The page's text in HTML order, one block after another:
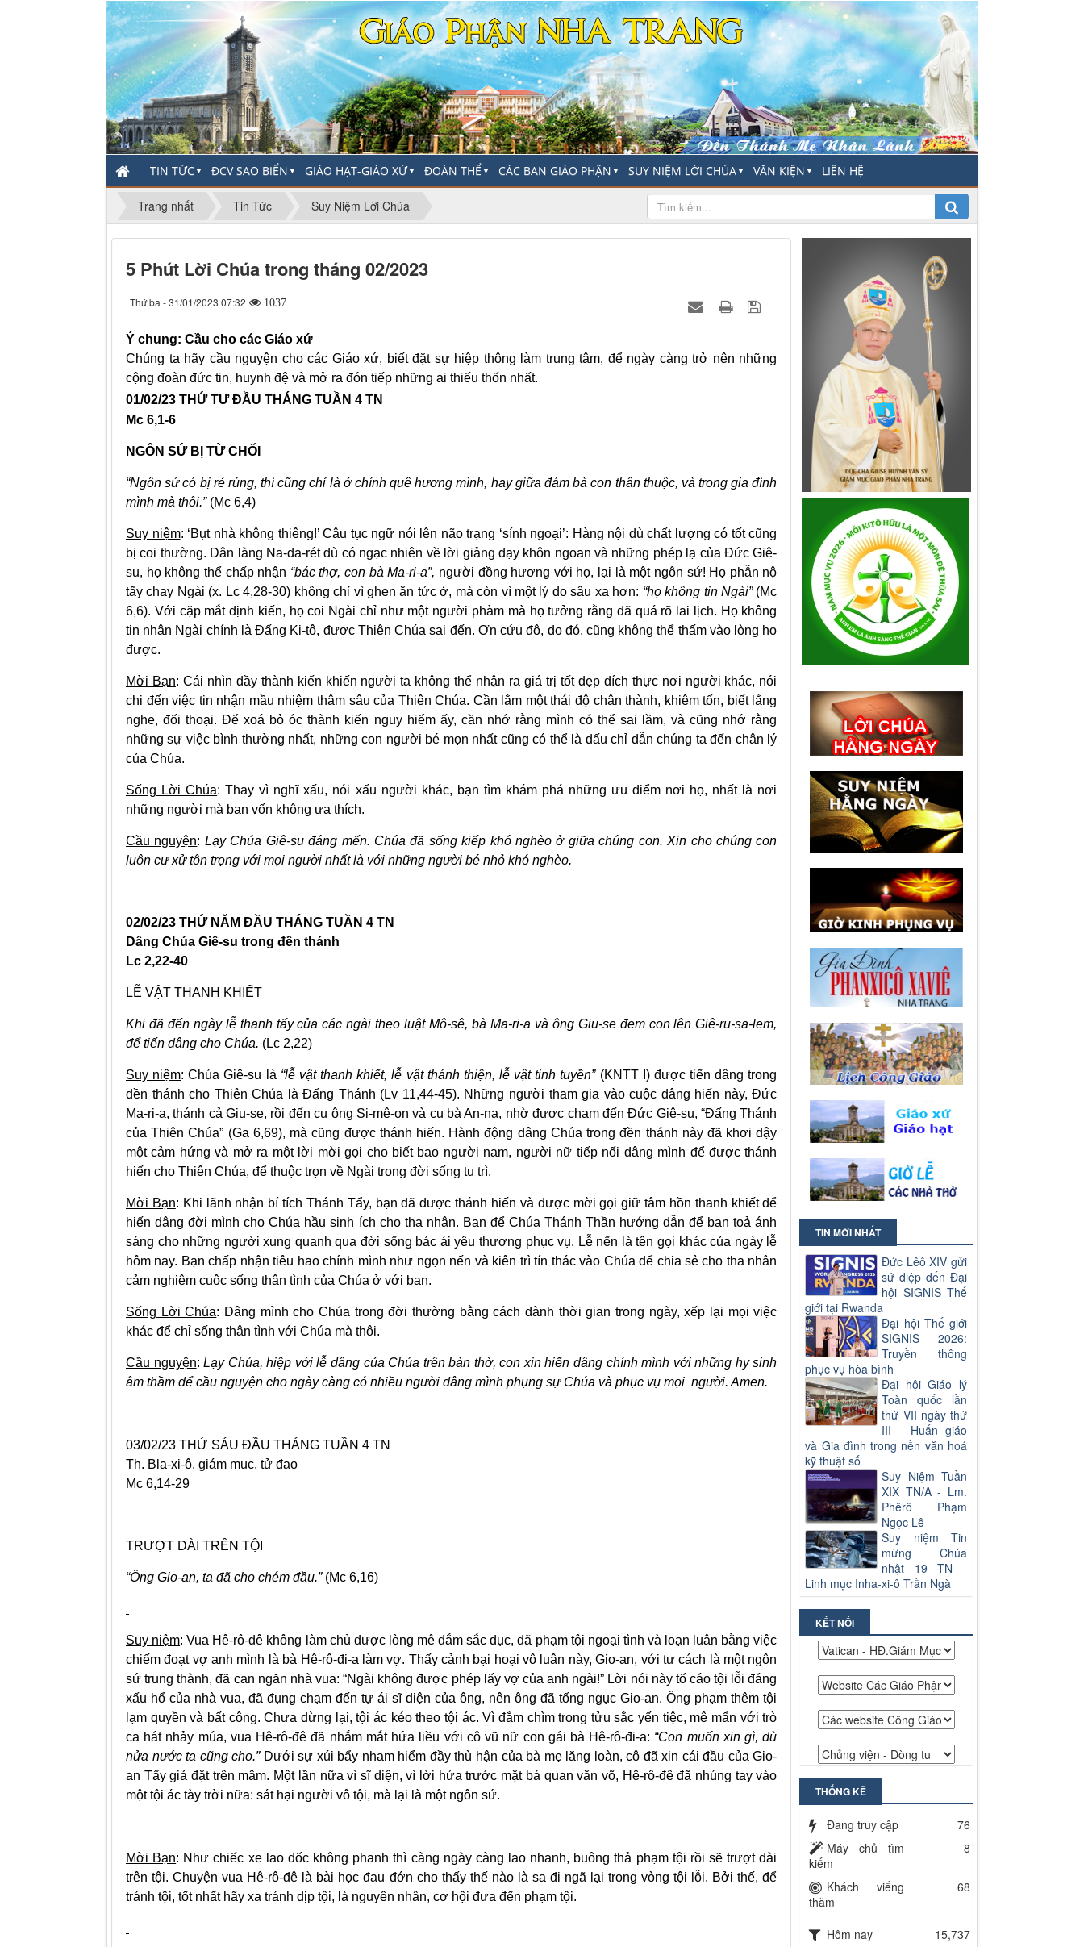
TIN TỨC ▼ ĐCV SAO BIỂN ▼ GIÁO HẠT-GIÁO XỨ▼ ĐOÀN THỂ ▼ CÁC BAN GIÁO PHẬN ▼ SUY NIỆM LỜI CHÚA ▼ VĂN KIỆN ▼ LIÊN HỆ
Trang nhất Tin Tức Suy Niệm Lời Chúa
5 Phút Lời Chúa trong tháng 02/2023
Thứ ba - 31/01/2023 07:32 1037
Ý chung: Cầu cho các Giáo xứ
Chúng ta hãy cầu nguyện cho các Giáo xứ, biết đặt sự hiệp thông làm trung tâm, để ngày càng trở nên những
cộng đoàn đức tin, huynh đệ và mở ra đón tiếp những ai thiếu thốn nhất.
01/02/23 THỨ TƯ ĐẦU THÁNG TUẦN 4 TN
Mc 6,1-6
NGÔN SỨ BỊ TỪ CHỐI
“Ngôn sứ có bị rẻ rúng, thì cũng chỉ là ở chính quê hương mình, hay giữa đám bà con thân thuộc, và trong gia đình
mình mà thôi.” (Mc 6,4)
Suy niệm: ‘Bụt nhà không thiêng!’ Câu tục ngữ nói lên não trạng ‘sính ngoại’: Hàng nội dù chất lượng có tốt cũng
bị coi thường. Dân làng Na-da-rét dù có ngạc nhiên về lời giảng dạy khôn ngoan và những phép lạ của Đức Giê-
su, họ không thể chấp nhận “bác thợ, con bà Ma-ri-a”, người đồng hương với họ, lại là một ngôn sứ! Họ phẫn nộ
tẩy chay Ngài (x. Lc 4,28-30) không chỉ vì ghen ăn tức ở, mà còn vì một lý do sâu xa hơn: “họ không tin Ngài” (Mc
6,6). Với cặp mắt định kiến, họ coi Ngài chỉ như một người phàm mà họ tưởng rằng đã quá rõ lai lịch. Họ không
tin nhận Ngài chính là Đấng Ki-tô, được Thiên Chúa sai đến. Ơn cứu độ, do đó, cũng không thể thấm vào lòng họ
được.
Mời Bạn: Cái nhìn đầy thành kiến khiến người ta không thể nhận ra giá trị tốt đẹp đích thực nơi người khác, nói
chi đến việc tin nhận mầu nhiệm thâm sâu của Thiên Chúa. Cần lắm một thái độ chân thành, khiêm tốn, biết lắng
nghe, đối thoại. Để xoá bỏ óc thành kiến nguy hiểm ấy, cần nhớ rằng mình có thể sai lầm, và cũng nhớ rằng
những sự việc bình thường nhất, những con người bé mọn nhất cũng có thể là dấu chỉ dẫn chúng ta đến chân lý
của Chúa.
Sống Lời Chúa: Thay vì nghĩ xấu, nói xấu người khác, bạn tìm khám phá những ưu điểm nơi họ, nhất là nơi
những người mà bạn vốn không ưa thích.
Cầu nguyện: Lạy Chúa Giê-su đáng mến. Chúa đã sống kiếp khó nghèo ở giữa chúng con. Xin cho chúng con
luôn cư xử tôn trọng với mọi người nhất là với những người bé nhỏ khó nghèo.
02/02/23 THỨ NĂM ĐẦU THÁNG TUẦN 4 TN
Dâng Chúa Giê-su trong đền thánh
Lc 2,22-40
LỄ VẬT THANH KHIẾT
Khi đã đến ngày lễ thanh tẩy của các ngài theo luật Mô-sê, bà Ma-ri-a và ông Giu-se đem con lên Giê-ru-sa-lem,
để tiến dâng cho Chúa. (Lc 2,22)
Suy niệm: Chúa Giê-su là “lễ vật thanh khiết, lễ vật thánh thiện, lễ vật tinh tuyền”(KNTT I) được tiến dâng trong
đền thánh cho Thiên Chúa là Đấng Thánh (Lv 11,44-45). Những người tham gia vào cuộc dâng hiến này, Đức
Ma-ri-a, thánh cả Giu-se, rồi đến cụ ông Si-mê-on và cụ bà An-na, nhờ được chạm đến Đức Giê-su, “Đấng Thánh
của Thiên Chúa” (Ga 6,69), mà cũng được thánh hiến. Hành động dâng Chúa trong đền thánh này đã khơi dậy
một cảm hứng và mở ra một lời mời gọi cho biết bao người nam, người nữ tiếp nối dâng mình để được thánh
hiến cho Thiên Chúa, để thuộc trọn về Ngài trong đời sống tu trì.
Mời Bạn: Khi lãnh nhận bí tích Thánh Tẩy, bạn đã được thánh hiến và được mời gọi giữ tâm hồn thanh khiết để
hiến dâng đời mình cho Chúa hầu sinh ích cho tha nhân. Bạn để Chúa Thánh Thần hướng dẫn để bạn toả ánh
sáng cho những người xung quanh qua đời sống bác ái yêu thương phục vụ. Lễ nến là tên gọi khác của ngày lễ
hôm nay. Bạn chấp nhận tiêu hao chính mình như ngọn nến và kiên trì tín thác vào Chúa để chia sẻ cho tha nhân
cảm nghiệm cuộc sống thân tình của Chúa ở với bạn.
Sống Lời Chúa: Dâng mình cho Chúa trong đời thường bằng cách dành thời gian trong ngày, xếp lại mọi việc
khác để chỉ sống thân tình với Chúa mà thôi.
Cầu nguyện: Lạy Chúa, hiệp với lễ dâng của Chúa trên bàn thờ, con xin hiến dâng chính mình với những hy sinh
âm thầm để cầu nguyện cho ngày càng có nhiều người dâng mình phụng sự Chúa và phục vụ mọi người. Amen.
03/02/23 THỨ SÁU ĐẦU THÁNG TUẦN 4 TN
Th. Bla-xi-ô, giám mục, tử đạo
Mc 6,14-29
TRƯỢT DÀI TRÊN TỘI
“Ông Gio-an, ta đã cho chém đầu.” (Mc 6,16)
Suy niệm: Vua Hê-rô-đê không làm chủ được lòng mê đắm sắc dục, đã phạm tội ngoại tình và loạn luân bằng việc
chiếm đoạt vợ anh mình là bà Hê-rô-đi-a làm vợ. Thấy cảnh bại hoại vô luân này, Gio-an, với tư cách là một ngôn
sứ trung thành, đã can ngăn nhà vua: “Ngài không được phép lấy vợ của anh ngài!” Lời nói này tố cáo tội lỗi đáng
xấu hổ của nhà vua, đã đụng chạm đến tự ái sĩ diện của ông, nên ông đã tống ngục Gio-an. Ông phạm thêm tội
lạm quyền và bất công. Chưa dừng lại, tội ác kéo theo tội ác. Vì đắm chìm trong tửu sắc yến tiệc, mê mẩn với trò
ca hát nhảy múa, vua Hê-rô-đê đã nhắm mắt hứa liều với cô vũ nữ con gái bà Hê-rô-đi-a: “Con muốn xin gì, dù
nửa nước ta cũng cho.”Dưới sự xúi bẩy nham hiểm đầy thù hận của bà mẹ lăng loàn, cô đã xin cái đầu của Gio-
an Tẩy giả đặt trên mâm. Một lần nữa vì sĩ diện, vì lời hứa trước mặt bá quan văn võ, Hê-rô-đê đã nhúng tay vào
một tội ác tày trời nữa: sát hại người vô tội, mà lại là một ngôn sứ.
Mời Bạn: Như chiếc xe lao dốc không phanh thì càng ngày càng lao nhanh, buông thả phạm tội rồi sẽ trượt dài
trên tội. Chuyện vua Hê-rô-đê là bài học đau đớn cho thấy thế nào là sa đi ngã lại trong vòng tội lỗi. Bởi thế, để
tránh tội, tốt nhất hãy xa tránh dịp tội, là nguyên nhân, cơ hội đưa đến phạm tội.
TIN MỚI NHẤT
Đức Lêô XIV gửi
sứ điệp đến Đại
hội SIGNIS Thế
giới tại Rwanda
Đại hội Thế giới
SIGNIS 2026:
Truyền thông
phục vụ hòa bình
Đại hội Giáo lý
Toàn quốc lần
thứ VII ngày thứ
III - Huấn giáo
và Gia đình trong nền văn hoá
kỹ thuật số
Suy Niệm Tuần
XIX TN/A - Lm.
Phêrô Phạm
Ngọc Lê
Suy niệm Tin
mừng Chúa
nhật 19 TN -
Linh mục Inha-xi-ô Trần Ngà
KẾT NỐI
THỐNG KÊ
Đang truy cập
76
Máy chủ tìm
kiếm
8
Khách viếng
thăm
68
Hôm nay
15,737